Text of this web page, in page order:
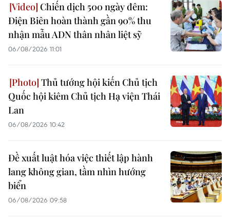
Chiến dịch 500 ngày đêm:
Điện Biên hoàn thành gần 90% thu
nhận mẫu ADN thân nhân liệt sỹ
06/08/2026 11:01
Thủ tướng hội kiến Chủ tịch
Quốc hội kiêm Chủ tịch Hạ viện Thái
Lan
06/08/2026 10:42
Đề xuất luật hóa việc thiết lập hành
lang không gian, tầm nhìn hướng
biển
06/08/2026 09:58